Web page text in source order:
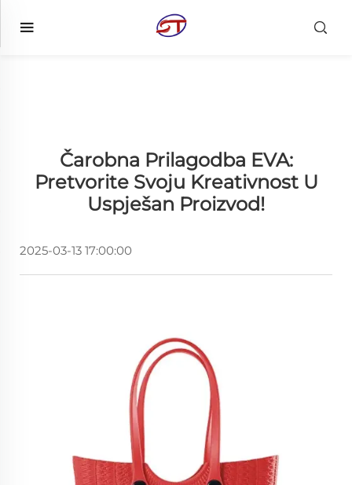
Čarobna Prilagodba EVA:
Pretvorite Svoju Kreativnost U
Uspješan Proizvod!
2025-03-13 17:00:00